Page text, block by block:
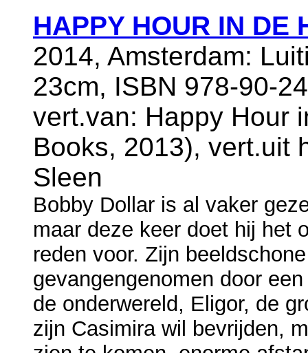
HAPPY HOUR IN DE
2014, Amsterdam:
23cm, ISBN 978-90-
vert.van: Happy Hour
Books, 2013), vert.uit
Sleen
Bobby Dollar is al vaker
maar deze keer doet hij het
reden voor. Zijn
gevangengenomen door
de onderwereld, Eligor, de
zijn Casimira wil bevrijden,